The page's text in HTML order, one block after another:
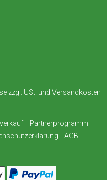
zzgl. USt. und Versandkosten
Partnerprogramm
AGB